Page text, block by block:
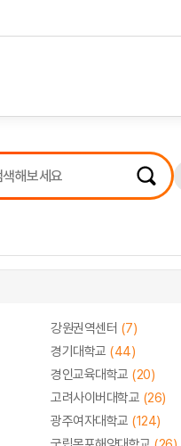
강원권역센터 (7)
경기대학교 (44)
경인교육대학교 (20)
고려사이버대학교 (26)
광주여자대학교 (124)